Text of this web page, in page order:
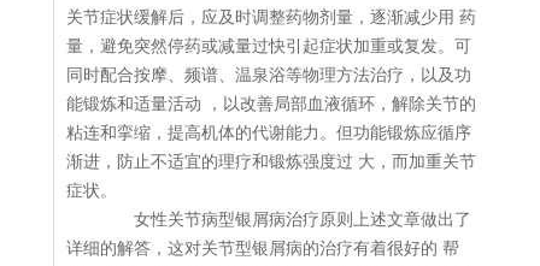
关节症状缓解后，应及时调整药物剂量，逐渐减少用 药
量，避免突然停药或减量过快引起症状加重或复发。可
同时配合按摩、频谱、温泉浴等物理方法治疗，以及功
能锻炼和适量活动 ，以改善局部血液循环，解除关节的
粘连和挛缩，提高机体的代谢能力。但功能锻炼应循序
渐进，防止不适宜的理疗和锻炼强度过 大，而加重关节
症状。
女性关节病型银屑病治疗原则上述文章做出了
详细的解答，这对关节型银屑病的治疗有着很好的 帮